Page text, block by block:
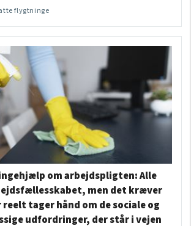
flygtninge
om arbejdspligten: Alle
men det kræver
tager hånd om de sociale og
udfordringer, der står i vejen